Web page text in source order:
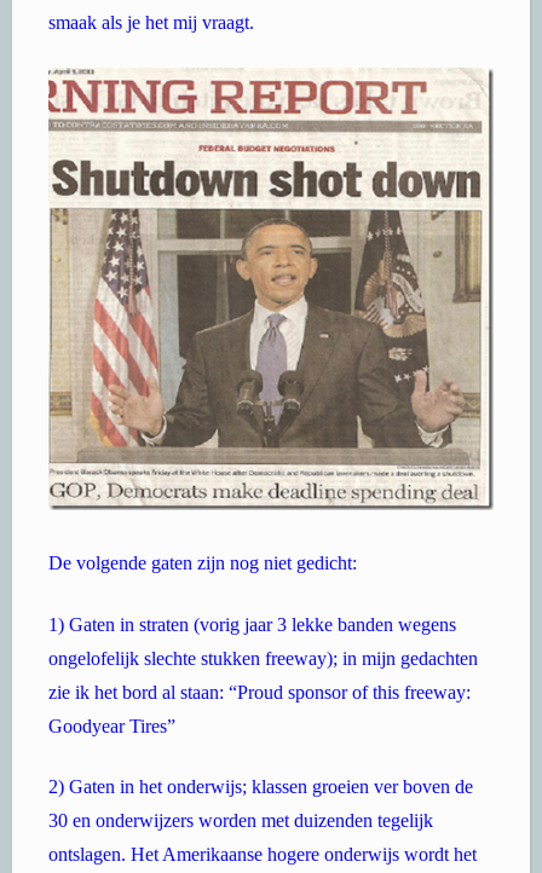
smaak als je het mij vraagt.
De volgende gaten zijn nog niet gedicht:
1) Gaten in straten (vorig jaar 3 lekke banden wegens
ongelofelijk slechte stukken freeway); in mijn gedachten
zie ik het bord al staan: “Proud sponsor of this freeway:
Goodyear Tires”
2) Gaten in het onderwijs; klassen groeien ver boven de
30 en onderwijzers worden met duizenden tegelijk
ontslagen. Het Amerikaanse hogere onderwijs wordt het